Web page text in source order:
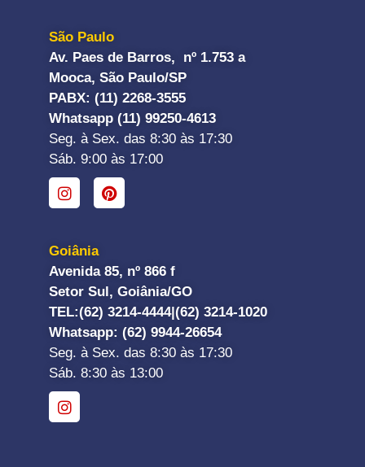
São Paulo
Av. Paes de Barros, nº 1.753 a
Mooca, São Paulo/SP
PABX: (11) 2268-3555
Whatsapp (11) 99250-4613
Seg. à Sex. das 8:30 às 17:30
Sáb. 9:00 às 17:00
Goiânia
Avenida 85, nº 866 f
Setor Sul, Goiânia/GO
TEL:(62) 3214-4444| (62) 3214-1020
Whatsapp: (62) 9944-26654
Seg. à Sex. das 8:30 às 17:30
Sáb. 8:30 às 13:00